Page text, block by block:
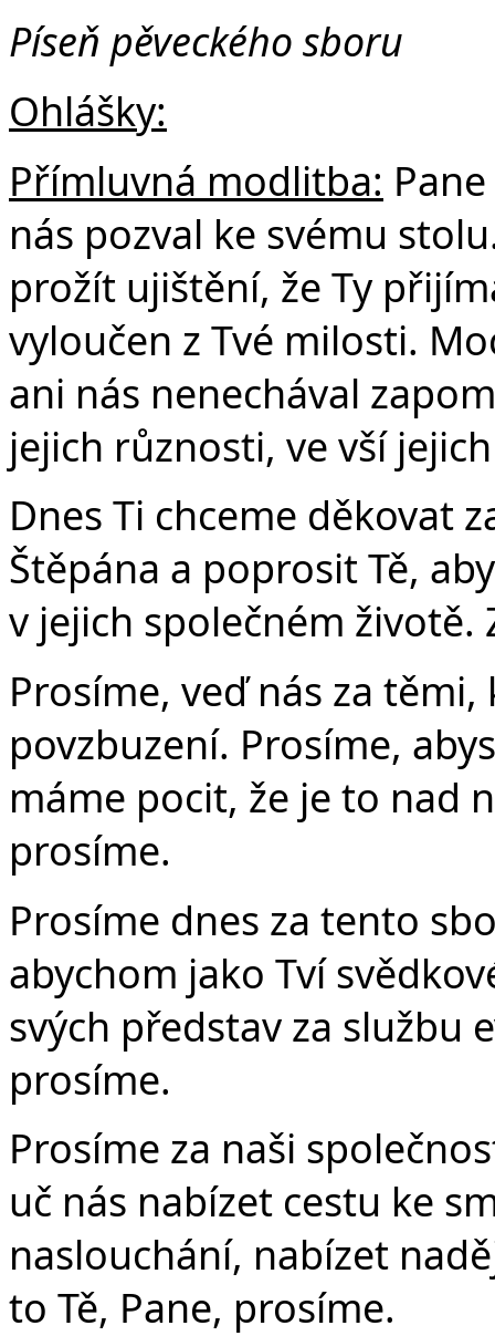
Píseň pěveckého sboru
Ohlášky:
Přímluvná modlitba:
nás pozval ke svému
prožít ujištění, že Ty
vyloučen z Tvé milosti.
ani nás nenechával
jejich různosti, ve vší
Dnes Ti chceme děkovat
Štěpána a poprosit Tě,
v jejich společném životě.
Prosíme, veď nás za
povzbuzení. Prosíme,
máme pocit, že je to nad
prosíme.
Prosíme dnes za tento
abychom jako Tví
svých představ za službu
prosíme.
Prosíme za naši
uč nás nabízet cestu ke
naslouchání, nabízet
to Tě, Pane, prosíme.